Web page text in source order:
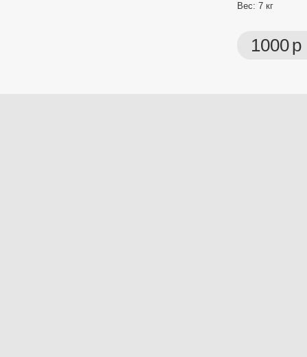
Вес: 7 кг
1000р